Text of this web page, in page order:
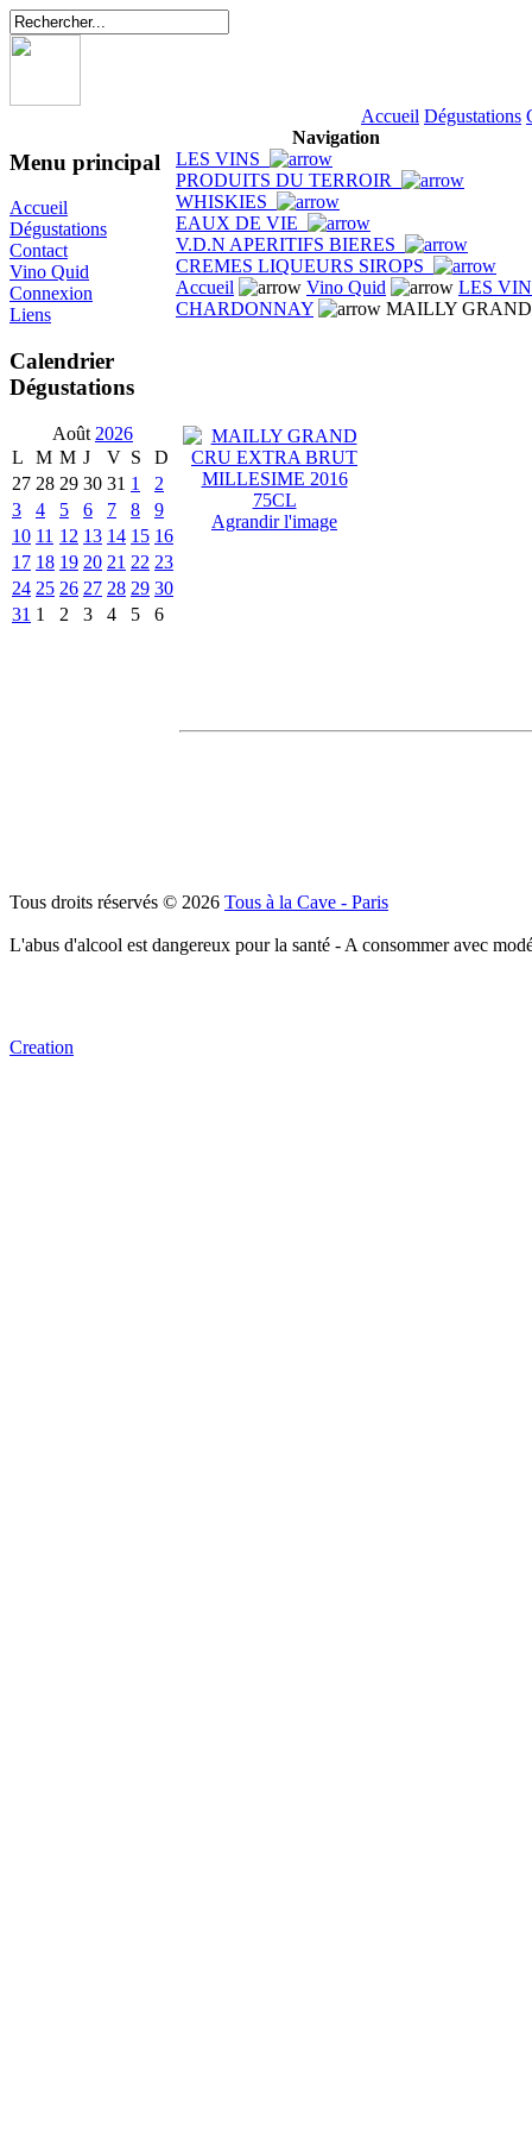
Accueil Dégustations
Menu principal
Accueil
Dégustations
Contact
Vino Quid
Connexion
Liens
Calendrier
Dégustations
Août 2026
L
M M J V S
D
27 28 29 30 31 1
2
3
4 5 6 7 8
9
10 11 12 13 14 15 16
17 18 19 20 21 22 23
24 25 26 27 28 29 30
31 1 2 3 4 5 6
Navigation
LES VINS
PRODUITS DU TERROIR
WHISKIES
EAUX DE VIE
V.D.N APERITIFS BIERES
CREMES LIQUEURS SIROPS
Accueil
Vino Quid
LES
CHARDONNAY
MAILLY
Agrandir l'image
Tous droits réservés © 2026 Tous à la Cave - Paris
L'abus d'alcool est dangereux pour la santé - A consommer avec
Creation